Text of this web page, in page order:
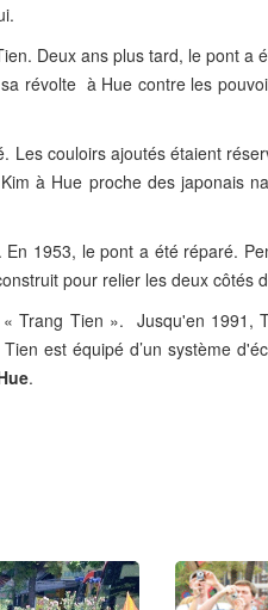
Deux ans plus tard, le pont a
révolte à Hue contre les
couloirs ajoutés étaient
à Hue proche des japonais
1953, le pont a été réparé.
pour relier les deux côtés
Trang Tien ». Jusqu'en 1991,
est équipé d’un système
.